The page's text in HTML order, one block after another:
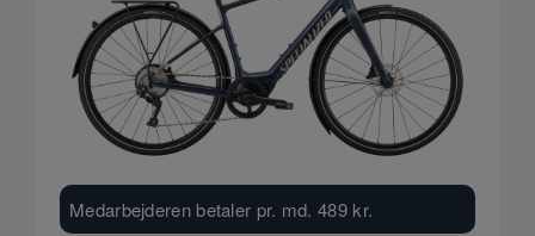
Medarbejderen betaler pr. md. 489 kr.